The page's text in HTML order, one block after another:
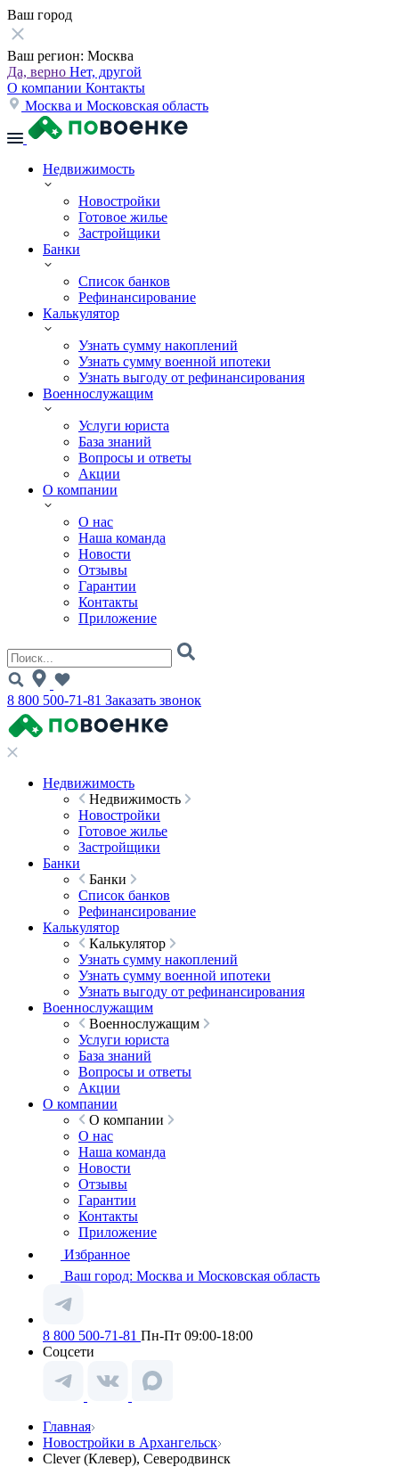
Ваш город
Ваш регион: Москва
Да, верно Нет, другой
О компании Контакты
Москва и Московская область
Недвижимость
Новостройки
Готовое жилье
Застройщики
Банки
Список банков
Рефинансирование
Калькулятор
Узнать сумму накоплений
Узнать сумму военной ипотеки
Узнать выгоду от рефинансирования
Военнослужащим
Услуги юриста
База знаний
Вопросы и ответы
Акции
О компании
О нас
Наша команда
Новости
Отзывы
Гарантии
Контакты
Приложение
8 800 500-71-81 Заказать звонок
Недвижимость
Недвижимость
Новостройки
Готовое жилье
Застройщики
Банки
Банки
Список банков
Рефинансирование
Калькулятор
Калькулятор
Узнать сумму накоплений
Узнать сумму военной ипотеки
Узнать выгоду от рефинансирования
Военнослужащим
Военнослужащим
Услуги юриста
База знаний
Вопросы и ответы
Акции
О компании
О компании
О нас
Наша команда
Новости
Отзывы
Гарантии
Контакты
Приложение
Избранное
Ваш город: Москва и Московская область
8 800 500-71-81 Пн-Пт 09:00-18:00
Соцсети
Главная
Новостройки в Архангельск
Clever (Клевер), Северодвинск